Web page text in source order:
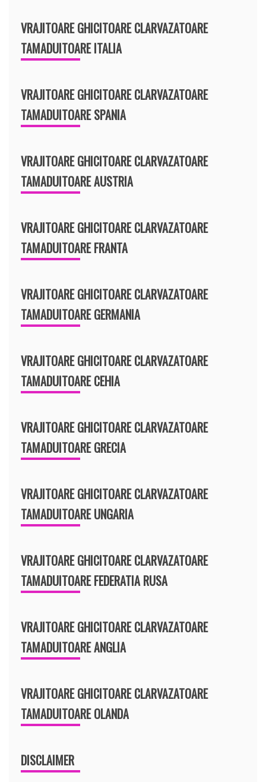
VRAJITOARE GHICITOARE CLARVAZATOARE
TAMADUITOARE ITALIA
VRAJITOARE GHICITOARE CLARVAZATOARE
TAMADUITOARE SPANIA
VRAJITOARE GHICITOARE CLARVAZATOARE
TAMADUITOARE AUSTRIA
VRAJITOARE GHICITOARE CLARVAZATOARE
TAMADUITOARE FRANTA
VRAJITOARE GHICITOARE CLARVAZATOARE
TAMADUITOARE GERMANIA
VRAJITOARE GHICITOARE CLARVAZATOARE
TAMADUITOARE CEHIA
VRAJITOARE GHICITOARE CLARVAZATOARE
TAMADUITOARE GRECIA
VRAJITOARE GHICITOARE CLARVAZATOARE
TAMADUITOARE UNGARIA
VRAJITOARE GHICITOARE CLARVAZATOARE
TAMADUITOARE FEDERATIA RUSA
VRAJITOARE GHICITOARE CLARVAZATOARE
TAMADUITOARE ANGLIA
VRAJITOARE GHICITOARE CLARVAZATOARE
TAMADUITOARE OLANDA
DISCLAIMER